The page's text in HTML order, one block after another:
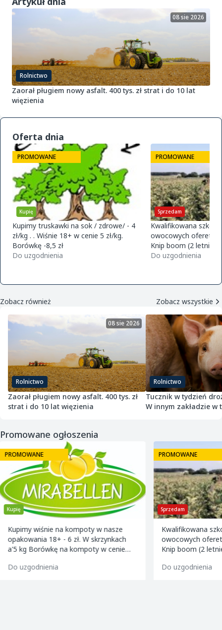
Rolnictwo
08 sie 2026
Zaorał pługiem nowy asfalt. 400 tys. zł strat i do 10 lat
więzienia
Oferta dnia
Kupię
PROMOWANE
Kupimy truskawki na sok / zdrowe/ - 4
zł/kg . . Wiśnie 18+ w cenie 5 zł/kg.
Borówkę -8,5 zł
Do uzgodnienia
Sprzedam
PROMOWANE
Kwalifikowana
owocowych ofereta
Knip boom (2 letnie)
golden m9 -jeronimo
Do uzgodnienia
Zobacz również Zobacz wszystkie
Rolnictwo
08 sie 2026
Zaorał pługiem nowy asfalt. 400 tys. zł
strat i do 10 lat więzienia
Rolnictwo
Tucznik w tydzień
W innym zakładzie w
Promowane ogłoszenia
Kupię
PROMOWANE
Kupimy wiśnie na kompoty w nasze
opakowania 18+ - 6 zł. W skrzynkach
a'5 kg Borówkę na kompoty w cenie
zl/kg
Do uzgodnienia
Sprzedam
PROMOWANE
Kwalifikowana
owocowych
Knip boom (2
m9 -paulared m9/
Do uzgodnienia